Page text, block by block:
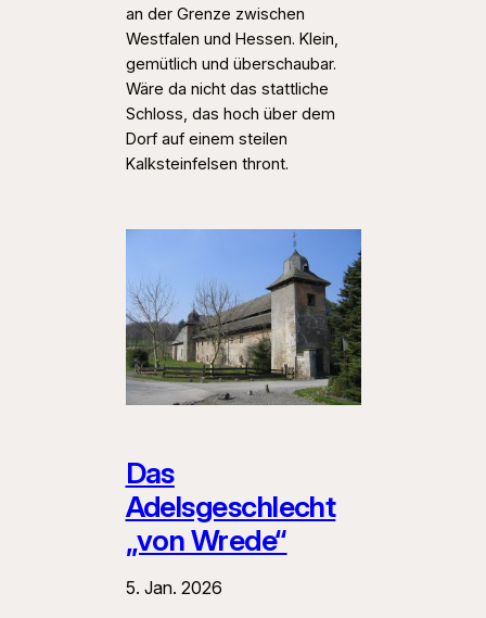
an der Grenze zwischen
Westfalen und Hessen. Klein,
gemütlich und überschaubar.
Wäre da nicht das stattliche
Schloss, das hoch über dem
Dorf auf einem steilen
Kalksteinfelsen thront.
Das
Adelsgeschlecht
„von Wrede“
5. Jan. 2026